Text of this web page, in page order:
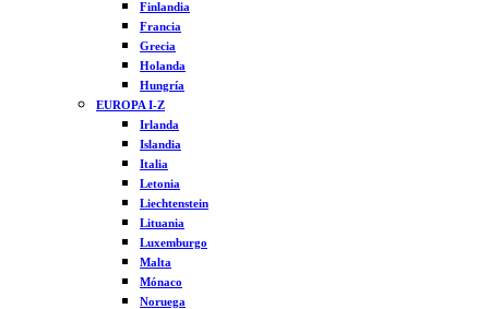
Finlandia
Francia
Grecia
Holanda
Hungría
EUROPA I-Z
Irlanda
Islandia
Italia
Letonia
Liechtenstein
Lituania
Luxemburgo
Malta
Mónaco
Noruega